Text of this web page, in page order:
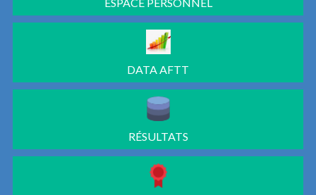
DATA AFTT
RÉSULTATS